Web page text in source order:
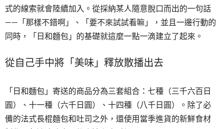
式的線索就會陸續加入。從採納某人隨意脫口而出的一句話
——「那樣不錯啊」、「要不來試試看嘛」，並且一邊行動的
同時，「日和麵包」的基礎就這麼一點一滴建立了起來。
從自己手中將「美味」釋放散播出去
「日和麵包」寄送的商品分為三套組合：七種（三千六百日
圓）、十一種（六千日圓）、十四種（八千日圓）。除了必
備的法式長棍麵包和吐司之外，還使用當季進貨的新鮮食材